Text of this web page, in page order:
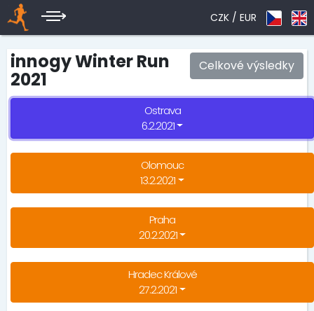
CZK / EUR
Celkové výsledky
innogy Winter Run
2021
Ostrava
6.2.2021
Olomouc
13.2.2021
Praha
20.2.2021
Hradec Králové
27.2.2021